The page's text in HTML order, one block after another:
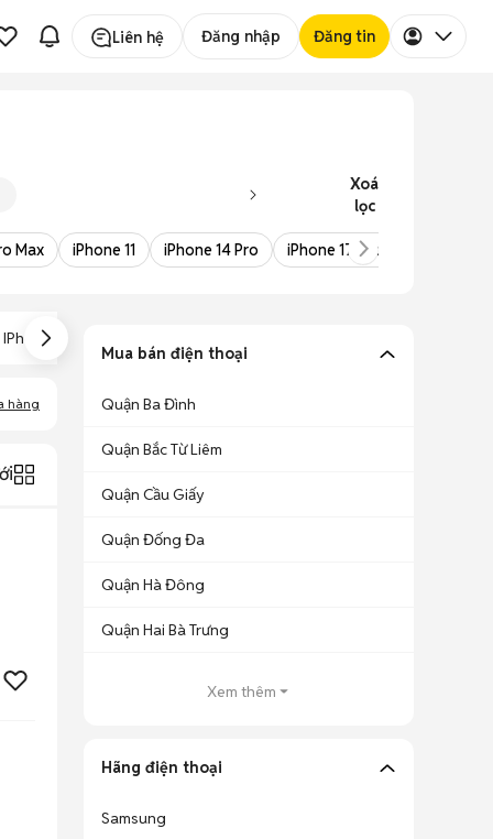
Liên hệ Đăng nhập Đăng tin
Xoá
lọc
Max iPhone 11 iPhone 14 Pro iPhone 17 Pro Max
IPhone Lock
hàng
Mua bán điện thoại
Quận Ba Đình
Quận Bắc Từ Liêm
Quận Cầu Giấy
Quận Đống Đa
Quận Hà Đông
Quận Hai Bà Trưng
Xem thêm
Hãng điện thoại
Samsung